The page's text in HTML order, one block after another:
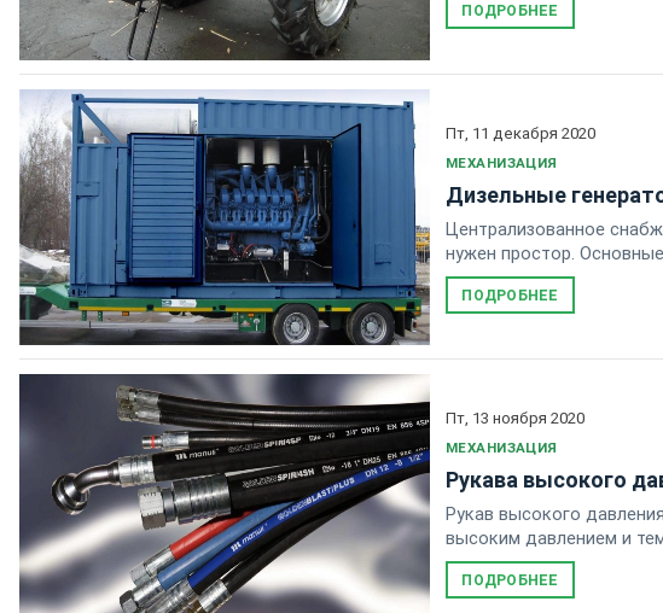
ПОДРОБНЕЕ
Пт, 11 декабря 2020
МЕХАНИЗАЦИЯ
Дизельные
Централизованное
нужен простор.
ферме или конюшне,
претендовать на
ПОДРОБНЕЕ
Пт, 13 ноября 2020
МЕХАНИЗАЦИЯ
Рукава высокого
Рукав высокого
высоким давлением и
ПОДРОБНЕЕ